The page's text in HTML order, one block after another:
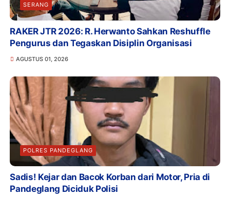
SERANG
RAKER JTR 2026: R. Herwanto Sahkan Reshuffle
Pengurus dan Tegaskan Disiplin Organisasi
AGUSTUS 01, 2026
POLRES PANDEGLANG
Sadis! Kejar dan Bacok Korban dari Motor, Pria di
Pandeglang Diciduk Polisi